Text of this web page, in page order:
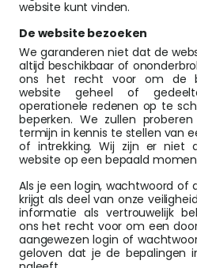
website kunt vinden.
De website bezoeken
We garanderen niet dat de
altijd beschikbaar of
ons het recht voor om de
website geheel of
operationele redenen op te
beperken. We zullen
termijn in kennis te stellen van
of intrekking. Wij zijn er niet
website op een bepaald
Als je een login, wachtwoord
krijgt als deel van onze
informatie als vertrouwelijk
ons het recht voor om een
aangewezen login of
geloven dat je de bepalingen